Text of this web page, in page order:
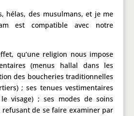
hélas, des musulmans, et je me
est compatible avec notre
qu’une religion nous impose
(menus hallal dans les
des boucheries traditionnelles
; ses tenues vestimentaires
visage) ; ses modes de soins
refusant de se faire examiner par